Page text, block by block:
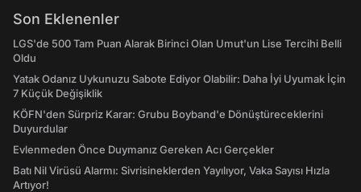
Son Eklenenler
LGS'de 500 Tam Puan Alarak Birinci Olan Umut'un Lise Tercihi Belli
Oldu
Yatak Odanız Uykunuzu Sabote Ediyor Olabilir: Daha İyi Uyumak İçin
7 Küçük Değişiklik
KÖFN'den Sürpriz Karar: Grubu Boyband'e Dönüştüreceklerini
Duyurdular
Evlenmeden Önce Duymanız Gereken Acı Gerçekler
Batı Nil Virüsü Alarmı: Sivrisineklerden Yayılıyor, Vaka Sayısı Hızla
Artıyor!